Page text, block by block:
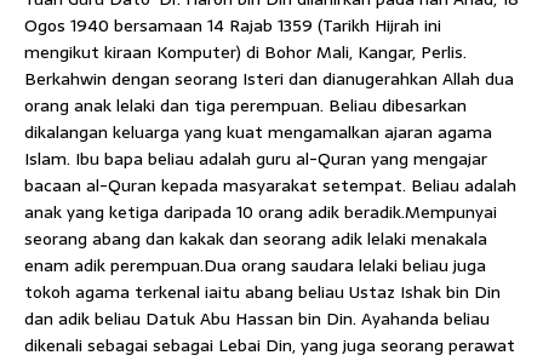
Ogos 1940 bersamaan 14 Rajab 1359 (Tarikh Hijrah ini
mengikut kiraan Komputer) di Bohor Mali, Kangar, Perlis.
Berkahwin dengan seorang Isteri dan dianugerahkan Allah dua
orang anak lelaki dan tiga perempuan. Beliau dibesarkan
dikalangan keluarga yang kuat mengamalkan ajaran agama
Islam. Ibu bapa beliau adalah guru al-Quran yang mengajar
bacaan al-Quran kepada masyarakat setempat. Beliau adalah
anak yang ketiga daripada 10 orang adik beradik.Mempunyai
seorang abang dan kakak dan seorang adik lelaki menakala
enam adik perempuan.Dua orang saudara lelaki beliau juga
tokoh agama terkenal iaitu abang beliau Ustaz Ishak bin Din
dan adik beliau Datuk Abu Hassan bin Din. Ayahanda beliau
dikenali sebagai sebagai Lebai Din, yang juga seorang perawat